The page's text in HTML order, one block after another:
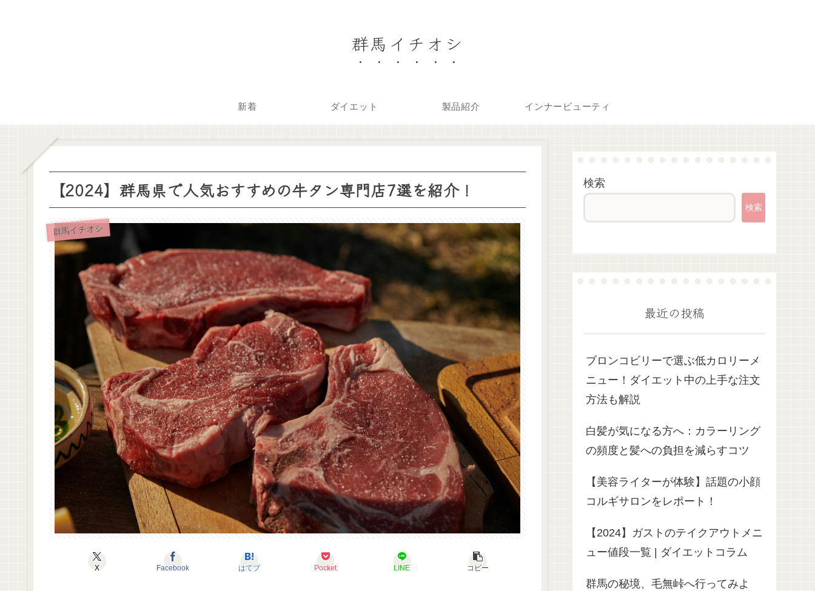
群馬イチオシ
新着 ダイエット 製品紹介 インナービューティ
【2024】群馬県で人気おすすめの牛タン専門店7選を紹介！
群馬イチオシ
X Facebook はてブ Pocket LINE コピー
検索
検索
最近の投稿
ブロンコビリーで選ぶ低カロリーメ
ニュー！ダイエット中の上手な注文
方法も解説
白髪が気になる方へ：カラーリング
の頻度と髪への負担を減らすコツ
【美容ライターが体験】話題の小顔
コルギサロンをレポート！
【2024】ガストのテイクアウトメニ
ュー値段一覧 | ダイエットコラム
群馬の秘境、毛無峠へ行ってみよ